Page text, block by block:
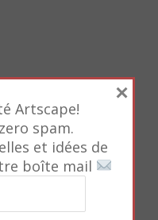
Artscape!
spam.
et idées de
boîte mail
×